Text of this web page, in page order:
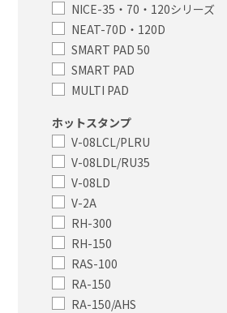
NICE-35・70・120シリーズ
NEAT-70D・120D
SMART PAD 50
SMART PAD
MULTI PAD
ホットスタンプ
V-08LCL/PLRU
V-08LDL/RU35
V-08LD
V-2A
RH-300
RH-150
RAS-100
RA-150
RA-150/AHS